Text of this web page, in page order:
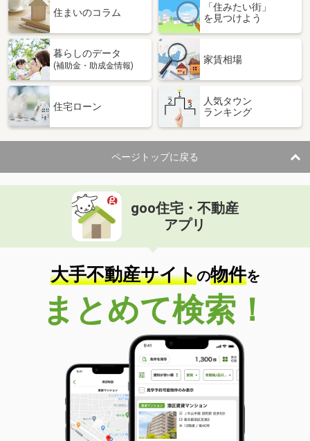
住まいのコラム
「住みたい街」
を見つけよう
暮らしのデータ
(補助金・助成金情報)
家賃相場
住宅ローン
人気タウン
ランキング
ページトップに戻る
goo住宅・不動産
アプリ
大手不動産サイトの物件を
まとめて検索！